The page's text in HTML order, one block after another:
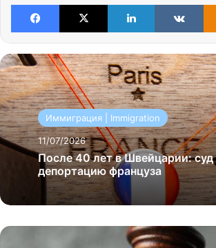
Facebook X LinkedIn
Иммиграция | Immigration
11/07/2026
После 40 лет в Швейцарии:
депортацию француза